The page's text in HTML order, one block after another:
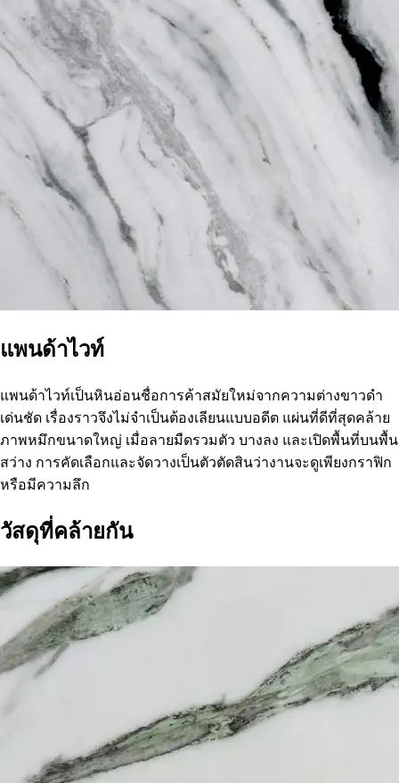
แพนด้าไวท์
แพนด้าไวท์เป็นหินอ่อนชื่อการค้าสมัยใหม่จากความต่างขาวดำ
เด่นชัด เรื่องราวจึงไม่จำเป็นต้องเลียนแบบอดีต แผ่นที่ดีที่สุดคล้าย
ภาพหมึกขนาดใหญ่ เมื่อลายมืดรวมตัว บางลง และเปิดพื้นที่บนพื้น
สว่าง การคัดเลือกและจัดวางเป็นตัวตัดสินว่างานจะดูเพียงกราฟิก
หรือมีความลึก
วัสดุที่คล้ายกัน